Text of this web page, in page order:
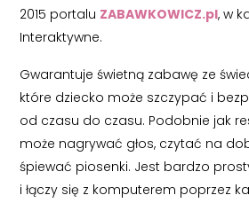
2015 portalu ZABAWKOWICZ.pl, w
Interaktywne.
Gwarantuje świetną zabawę ze
które dziecko może szczypać i
od czasu do czasu. Podobnie jak
może nagrywać głos, czytać na
śpiewać piosenki. Jest bardzo
i łączy się z komputerem poprzez